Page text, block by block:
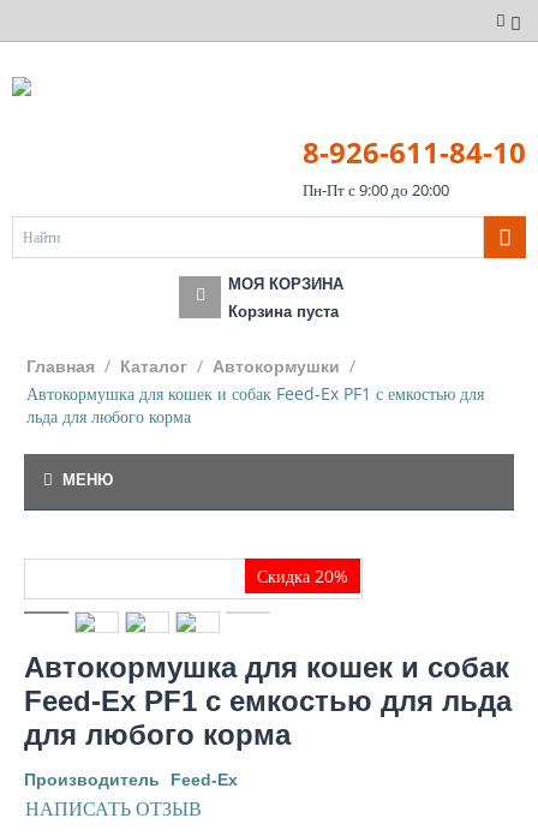
8-926-611-84-10
Пн-Пт с 9:00 до 20:00
МОЯ КОРЗИНА
Корзина пуста
Главная / Каталог / Автокормушки /
Автокормушка для кошек и собак Feed-Ex PF1 с емкостью для
льда для любого корма
МЕНЮ
Скидка 20%
Автокормушка для кошек и собак
Feed-Ex PF1 с емкостью для льда
для любого корма
Производитель Feed-Ex
НАПИСАТЬ ОТЗЫВ